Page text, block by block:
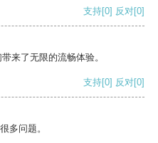
支持[0] 反对[0]
来了无限的流畅体验。
支持[0] 反对[0]
多问题。